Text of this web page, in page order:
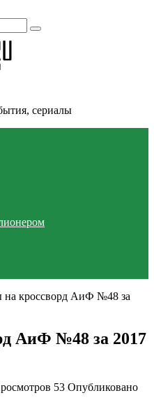
сериалы
на кроссворд АиФ №48 за
АиФ №48 за 2017
53 Опубликовано